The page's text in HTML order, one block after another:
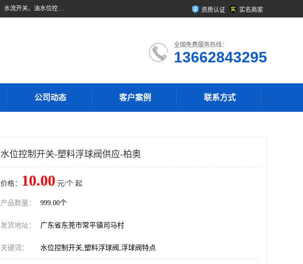
东莞市柏奥电子有限公司主要经营产品：浮球液位开关、油位传感器、机械式油表、浮球液位计、水位控制浮球阀、料位开关，水流开关、油水位控制配套仪表等。柏奥电子，您可信赖的合作伙伴 资质认证 实名商家
全国免费服务热线：
13662843295
公司动态 客户案例 联系方式
水位控制开关-塑料浮球阀供应-柏奥
价格： 10.00 元/个 起
产品数量： 999.00个
发货地址： 广东省东莞市常平镇司马村
关键词： 水位控制开关,塑料浮球阀,浮球阀特点